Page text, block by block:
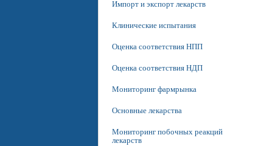
Импорт и экспорт лекарств
Клинические испытания
Оценка соответствия НПП
Оценка соответствия НДП
Мониторинг фармрынка
Основные лекарства
Мониторинг побочных реакций
лекарств